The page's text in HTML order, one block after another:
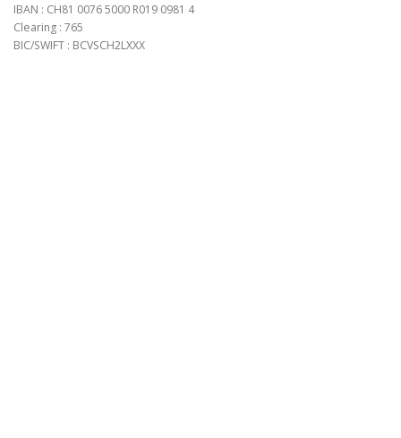
IBAN : CH81 0076 5000 R019 0981 4
Clearing : 765
BIC/SWIFT : BCVSCH2LXXX